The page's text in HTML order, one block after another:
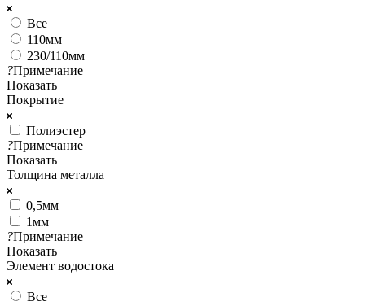
Все
110мм
230/110мм
?Примечание
Показать
Покрытие
Полиэстер
?Примечание
Показать
Толщина металла
0,5мм
1мм
?Примечание
Показать
Элемент водостока
Все